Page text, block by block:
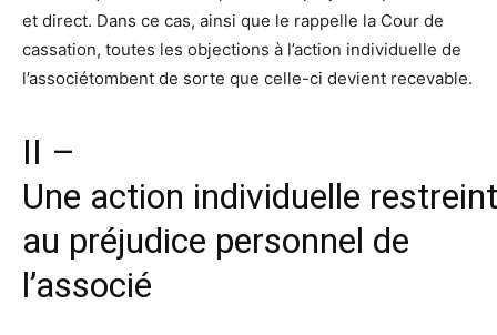
et direct. Dans ce cas, ainsi que le rappelle la Cour de
cassation, toutes les objections à l’action individuelle de
l’associétombent de sorte que celle-ci devient recevable.
II –
Une action individuelle rest
au préjudice personnel de
l’associé